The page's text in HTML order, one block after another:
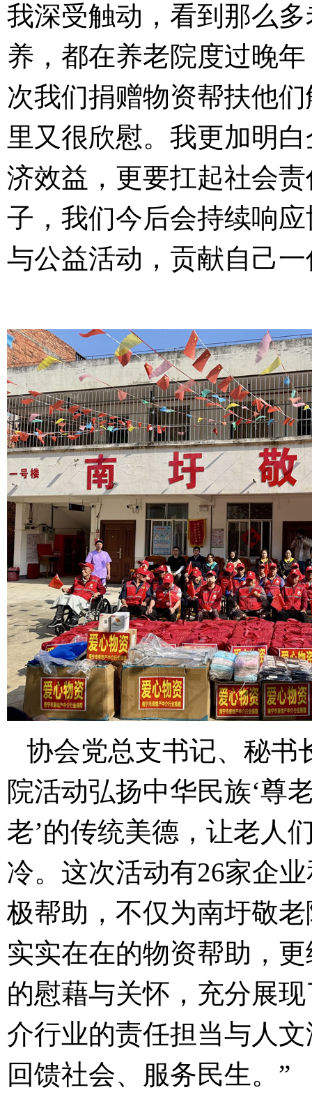
我深受触动，看到那么
养，都在养老院度过晚
次我们捐赠物资帮扶他
里又很欣慰。我更加明
济效益，更要扛起社会
子，我们今后会持续响
与公益活动，贡献自己一
协会党总支书记、秘书
院活动弘扬中华民族‘尊
老’的传统美德，让老人
冷。这次活动有26家企
极帮助，不仅为南圩敬
实实在在的物资帮助，
的慰藉与关怀，充分展
介行业的责任担当与人
回馈社会、服务民生。”